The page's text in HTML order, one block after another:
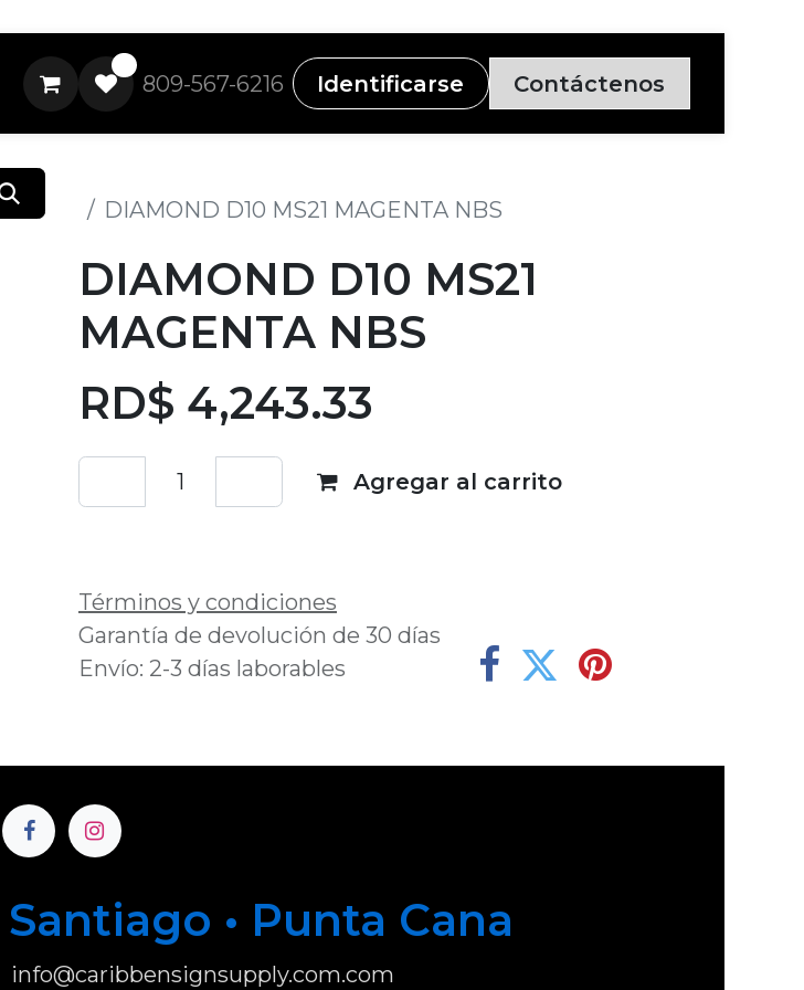
809-567-6216 Identificarse Contáctenos
DIAMOND D10 MS21 MAGENTA NBS
DIAMOND D10 MS21
MAGENTA NBS
RD$ 4,243.33
Agregar al carrito
Términos y condiciones
Garantía de devolución de 30 días
Envío: 2-3 días laborables
• Punta Cana
info@caribbensignsupply.com.com